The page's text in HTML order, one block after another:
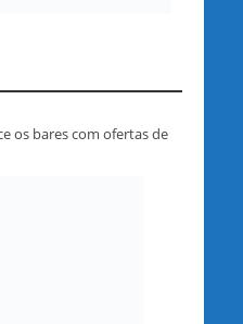
os bares com ofertas de